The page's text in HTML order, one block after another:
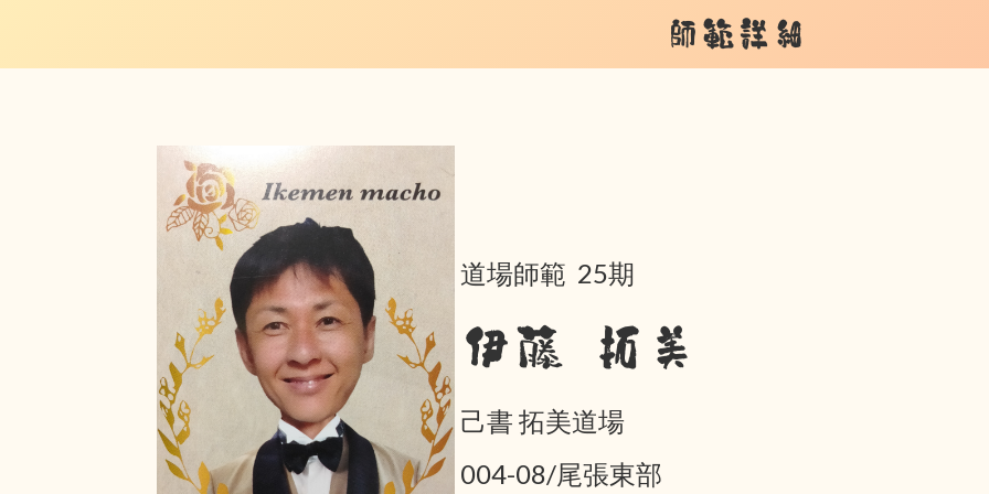
師範詳細
道場師範 25期
伊藤 拓美
己書 拓美道場
004-08/尾張東部